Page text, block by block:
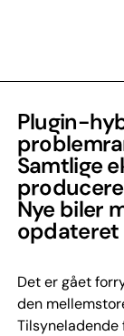
Plugin-
Samtlige
Nye biler
opdateret
Det er gået
den
Tilsyneladende